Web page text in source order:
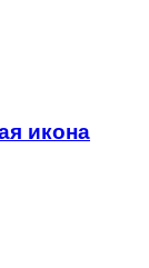
икона